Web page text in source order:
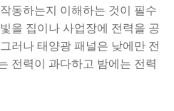
동하는지 이해하는 것이 필수
을 집이나 사업장에 전력을 공
러나 태양광 패널은 낮에만 전
전력이 과다하고 밤에는 전력